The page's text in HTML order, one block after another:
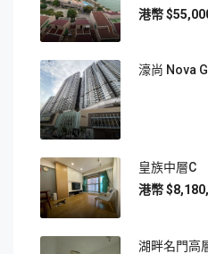
濠尚 Nova
皇族中層C
湖畔名門高